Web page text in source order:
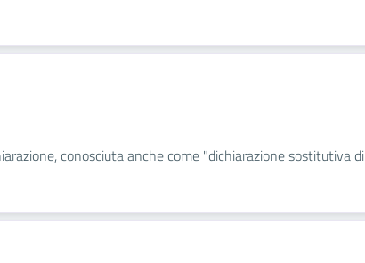
conosciuta anche come "dichiarazione sostitutiva di